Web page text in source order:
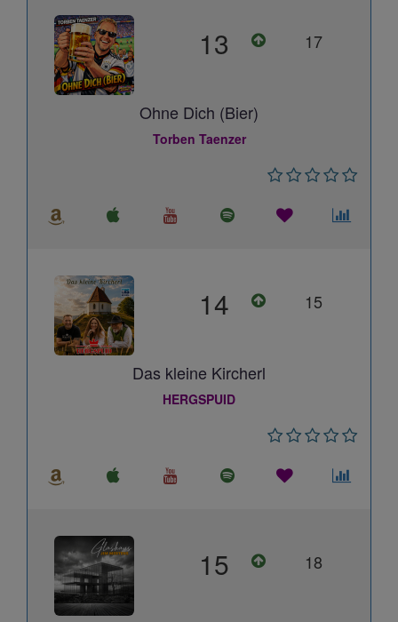
13 17
Ohne Dich (Bier)
Torben Taenzer
14 15
Das kleine Kircherl
HERGSPUID
15 18